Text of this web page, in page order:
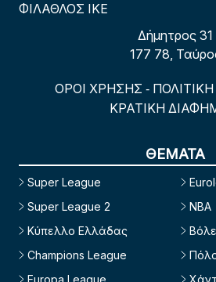
ΦΙΛΑΘΛΟΣ ΙΚΕ
Δήμητρος 31
177 78,
ΟΡΟΙ ΧΡΗΣΗΣ -
ΚΡΑΤΙΚΗ
ΘΕΜΑΤΑ
Super League
Super League 2
Κύπελλο Ελλάδας
Champions League
NBA